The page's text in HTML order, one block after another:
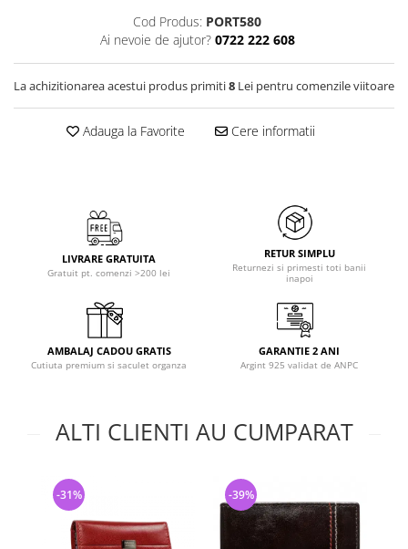
Cod Produs: PORT580
Ai nevoie de ajutor? 0722 222 608
La achizitionarea acestui produs primiti8 Lei pentru comenzile viitoare
Adauga la Favorite Cere informatii
LIVRARE GRATUITA
Gratuit pt. comenzi >200 lei
RETUR SIMPLU
Returnezi si primesti toti banii
inapoi
AMBALAJ CADOU GRATIS
Cutiuta premium si saculet organza
GARANTIE 2 ANI
Argint 925 validat de ANPC
ALTI CLIENTI AU CUMPARAT
-31% -39%